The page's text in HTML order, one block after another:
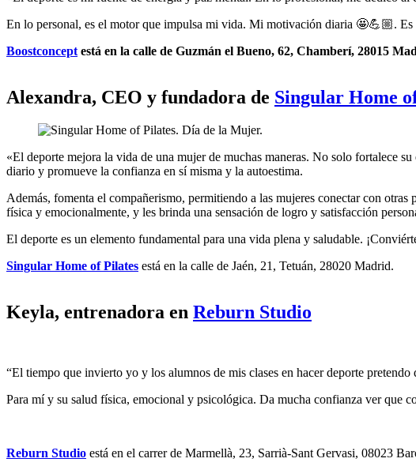
En lo personal, es el motor que impulsa mi vida. Mi motivación diaria 🤩💪🏼. Es
Boostconcept está en la calle de Guzmán el Bueno, 62, Chamberí, 28015
Alexandra, CEO y fundadora de Singular Home
«El deporte mejora la vida de una mujer de muchas maneras. No solo fortalece
diario y promueve la confianza en sí misma y la autoestima.
Además, fomenta el compañerismo, permitiendo a las mujeres conectar con
física y emocionalmente, y les brinda una sensación de logro y satisfacción
El deporte es un elemento fundamental para una vida plena y saludable.
Singular Home of Pilates está en la calle de Jaén, 21, Tetuán, 28020 Madrid.
Keyla, entrenadora en Reburn Studio
“El tiempo que invierto yo y los alumnos de mis clases en hacer deporte
Para mí y su salud física, emocional y psicológica. Da mucha confianza ver que
Reburn Studio está en el carrer de Marmellà, 23, Sarrià-Sant Gervasi, 08023